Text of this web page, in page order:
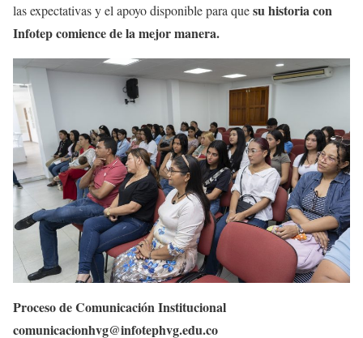
las expectativas y el apoyo disponible para quesu historia con
Infotep comience de la mejor manera.
Proceso de Comunicación Institucional
comunicacionhvg@infotephvg.edu.co